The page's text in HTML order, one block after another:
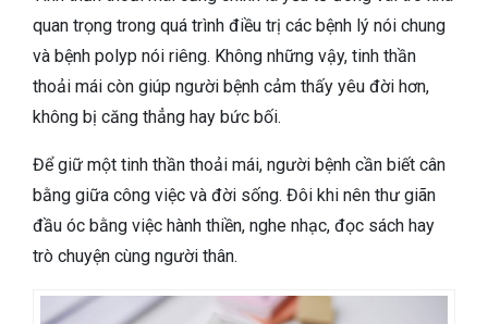
quan trọng trong quá trình điều trị các bệnh lý nói chung
và bệnh polyp nói riêng. Không những vậy, tinh thần
thoải mái còn giúp người bệnh cảm thấy yêu đời hơn,
không bị căng thẳng hay bức bối.
Để giữ một tinh thần thoải mái, người bệnh cần biết cân
bằng giữa công việc và đời sống. Đôi khi nên thư giãn
đầu óc bằng việc hành thiền, nghe nhạc, đọc sách hay
trò chuyện cùng người thân.